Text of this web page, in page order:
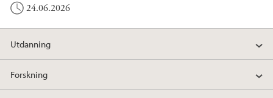
24.06.2026
Utdanning
Forskning